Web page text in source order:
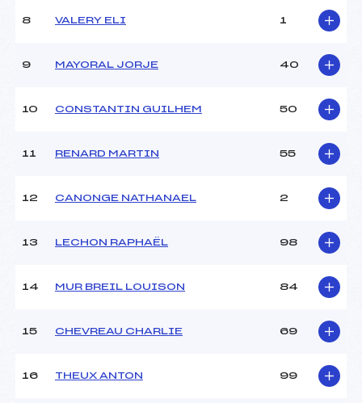
Ouvreurs D :
Météo :
Nombre de portes :
Traceur :
MUR (PE)
DESSERTINE (PE)
MOREL (PE)
Ouvreurs C :
Ouvreurs E :
Pénalité appliquée :
226.3300
8 VALERY ELI 1
9 MAYORAL JORJE 40
10 CONSTANTIN GUILHEM 50
11 RENARD MARTIN 55
12 CANONGE NATHANAEL 2
13 LECHON RAPHAËL 98
14 MUR BREIL LOUISON 84
15 CHEVREAU CHARLIE 69
16 THEUX ANTON 99